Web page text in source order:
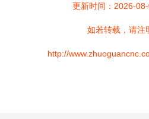
更新时间：2026-
如若转载，请注
http://